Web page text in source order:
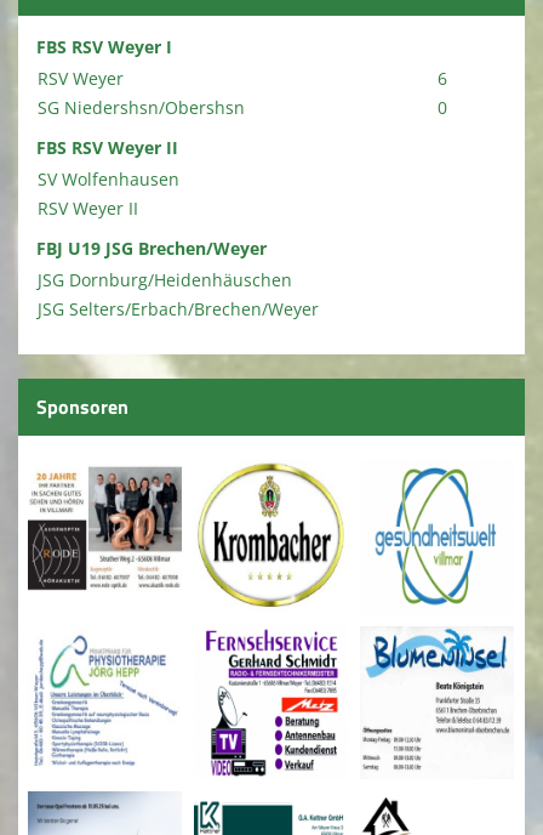
FBS RSV Weyer I
RSV Weyer
6
SG Niedershsn/Obershsn
0
FBS RSV Weyer II
SV Wolfenhausen
RSV Weyer II
FBJ U19 JSG Brechen/Weyer
JSG Dornburg/Heidenhäuschen
JSG Selters/Erbach/Brechen/Weyer
Sponsoren